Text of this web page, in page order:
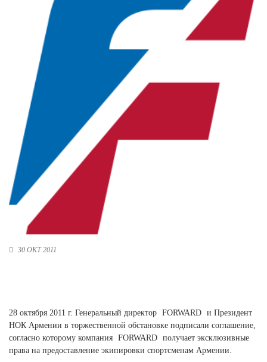
Новосибирская область (3)
Омская область (5)
Республика Башкортостан (3)
Республика Крым (1)
Республика Татарстан (2)
Ростовская область (2)
Самарская область (1)
Санкт-Петербург и ЛО (3)
Саратовская область (1)
Свердловская область (5)
Северная Осетия (2)
Смоленская область (1)
Ставропольский край (5)
Томская область (1)
Тульская область (1)
Тюменская область (3)
Ямало-Ненецкий автономный округ (1)
Ярославская область (1)
30 ОКТ 2011
28 октября 2011 г. Генеральный директор FORWARD и Президент
НОК Армении в торжественной обстановке подписали соглашение,
согласно которому компания FORWARD получает эксклюзивные
права на предоставление экипировки спортсменам Армении.